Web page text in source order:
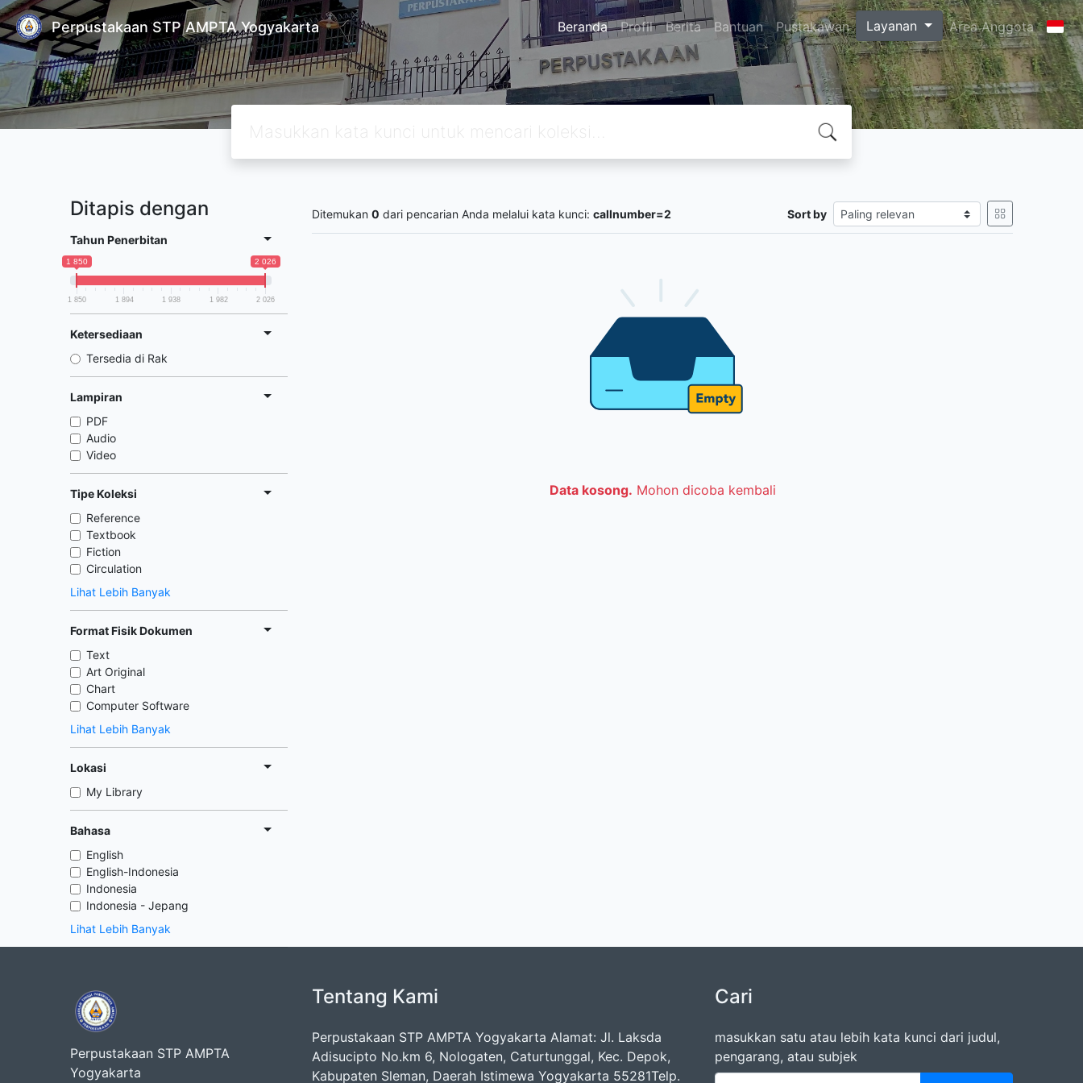
Perpustakaan STP AMPTA Yogyakarta Beranda Profil Berita Bantuan Pustakawan Layanan Area Anggota
Ditapis dengan
Tahun Penerbitan
1 850 2 026
1 850 1 894 1 938 1 982 2 026
Ketersediaan
Tersedia di Rak
Lampiran
PDF
Audio
Video
Tipe Koleksi
Reference
Textbook
Fiction
Circulation
Lihat Lebih Banyak
Format Fisik Dokumen
Text
Art Original
Chart
Computer Software
Lihat Lebih Banyak
Lokasi
My Library
Bahasa
English
English-Indonesia
Indonesia
Indonesia - Jepang
Lihat Lebih Banyak
Ditemukan 0 dari pencarian Anda melalui kata kunci: callnumber=2 Sort by
Data kosong. Mohon dicoba kembali
Perpustakaan STP AMPTA
Yogyakarta
Tentang Kami
Perpustakaan STP AMPTA Yogyakarta Alamat: Jl. Laksda
Adisucipto No.km 6, Nologaten, Caturtunggal, Kec. Depok,
Kabupaten Sleman, Daerah Istimewa Yogyakarta 55281Telp.
Cari
masukkan satu atau lebih kata kunci dari judul,
pengarang, atau subjek